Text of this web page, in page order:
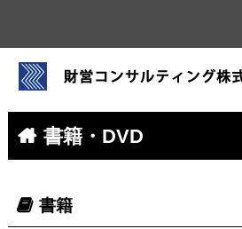
書籍・DVD
書籍